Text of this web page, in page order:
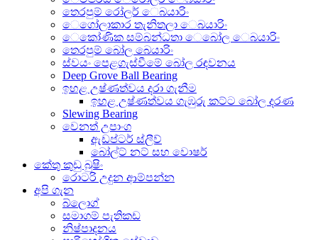
තෙරපුම් රෝලර් ෙබයාරිං
ෙගෝලාකාර තැනිතලා ෙබයාරිං
ෙකෝණික සම්බන්ධතා ෙබෝල ෙබයාරිං
තෙරපුම් බෝල බෙයාරිං
ස්වයං පෙළගැස්වීමේ බෝල රඳවනය
Deep Grove Ball Bearing
ඉහළ උෂ්ණත්වය දරා ගැනීම
ඉහළ උෂ්ණත්වය ගැඹුරු කට්ට බෝල දරණ
Slewing Bearing
වෙනත් උපාංග
ඇඩප්ටර් ස්ලීව්
බෝල්ට් නට් සහ වොෂර්
කේතු කුඩු බුෂිං
රොටරි උදුන ආම්පන්න
අපි ගැන
බ්ලොග්
සමාගම් පැතිකඩ
නිෂ්පාදනය